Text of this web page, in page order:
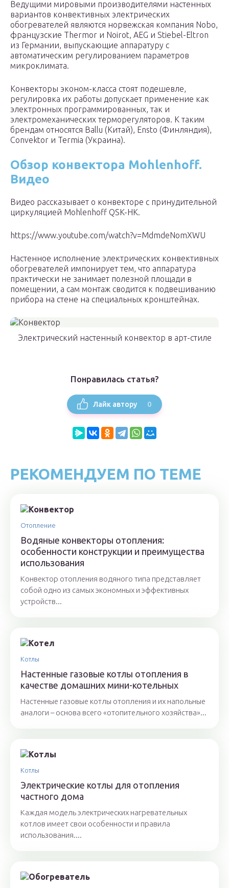
Ведущими мировыми производителями настенных
вариантов конвективных электрических
обогревателей являются норвежская компания Nobo,
французские Thermor и Noirot, АЕG и Stiebel-Eltron
из Германии, выпускающие аппаратуру с
автоматическим регулированием параметров
микроклимата.
Конвекторы эконом-класса стоят подешевле,
регулировка их работы допускает применение как
электронных программированных, так и
электромеханических терморегуляторов. К таким
брендам относятся Ballu (Китай), Ensto (Финляндия),
Convektor и Termia (Украина).
Обзор конвектора Mohlenhoff.
Видео
Видео рассказывает о конвекторе с принудительной
циркуляцией Mohlenhoff QSK-HK.
https://www.youtube.com/watch?v=MdmdeNomXWU
Настенное исполнение электрических конвективных
обогревателей импонирует тем, что аппаратура
практически не занимает полезной площади в
помещении, а сам монтаж сводится к подвешиванию
прибора на стене на специальных кронштейнах.
Электрический настенный конвектор в арт-стиле
Понравилась статья?
Лайк автору 0
РЕКОМЕНДУЕМ ПО ТЕМЕ
Отопление
Водяные конвекторы отопления:
особенности конструкции и преимущества
использования
Конвектор отопления водяного типа представляет
собой одно из самых экономных и эффективных
устройств...
Котлы
Настенные газовые котлы отопления в
качестве домашних мини-котельных
Настенные газовые котлы отопления и их напольные
аналоги – основа всего «отопительного хозяйства»...
Котлы
Электрические котлы для отопления
частного дома
Каждая модель электрических нагревательных
котлов имеет свои особенности и правила
использования....